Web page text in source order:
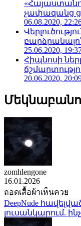
չափազանց
06.08.2020,
25.06.2020,
Հիպնոսի
20.06.2020,
zomhlengone
16.01.2026
ถอดเสื้อผ้าเห็นควย
DeepNude
լուսանկարում.